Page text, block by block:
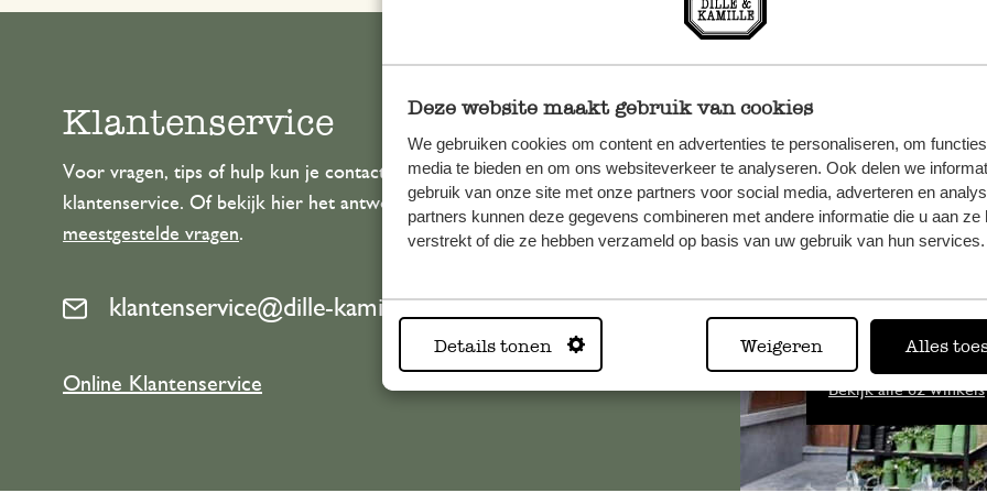
Deze website maakt gebruik van cookies
We gebruiken cookies om content en advertenties te personaliseren, om
media te bieden en om ons websiteverkeer te analyseren. Ook delen we
gebruik van onze site met onze partners voor social media, adverteren en
partners kunnen deze gegevens combineren met andere informatie die u aan ze
verstrekt of die ze hebben verzameld op basis van uw gebruik van hun services.
Details tonen Weigeren Alles
Altijd in
Bekijk alle 62 winkels
Klantenservice
Voor vragen, tips of hulp kun je contact opnemen met onze
klantenservice. Of bekijk hier het antwoord op de
meestgestelde vragen.
klantenservice@dille-kamille.com
Online Klantenservice